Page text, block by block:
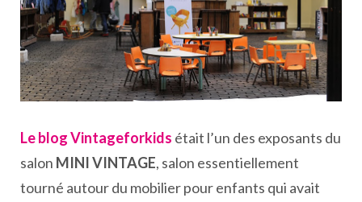
Le blog Vintageforkids était l’un des exposants du
salon MINI VINTAGE, salon essentiellement
tourné autour du mobilier pour enfants qui avait